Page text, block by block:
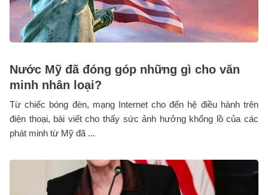
Nước Mỹ đã đóng góp những gì cho văn
minh nhân loại?
Từ chiếc bóng đèn, mạng Internet cho đến hệ điều hành trên
điện thoại, bài viết cho thấy sức ảnh hưởng khổng lồ của các
phát minh từ Mỹ đã ...